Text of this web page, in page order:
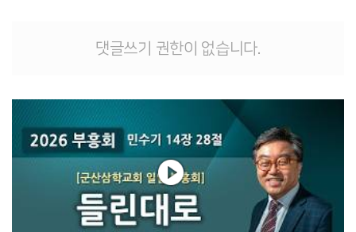
댓글쓰기 권한이 없습니다.